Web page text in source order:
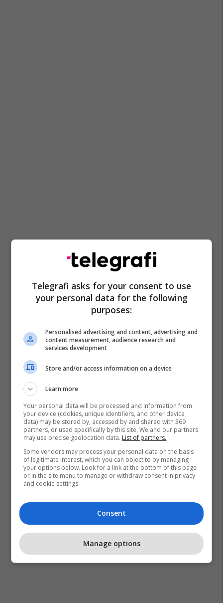
Skara Mishi
Telegrafi asks for your consent to use
your personal data for the following
purposes:
Personalised advertising and content, advertising and
content measurement, audience research and
services development
Store and/or access information on a device
Learn more
Your personal data will be processed and information from
your device (cookies, unique identifiers, and other device
data) may be stored by, accessed by and shared with 369
partners, or used specifically by this site. We and our partners
may use precise geolocation data. List of partners.
Some vendors may process your personal data on the basis
of legitimate interest, which you can object to by managing
your options below. Look for a link at the bottom of this page
or in the site menu to manage or withdraw consent in privacy
and cookie settings.
Consent
Manage options